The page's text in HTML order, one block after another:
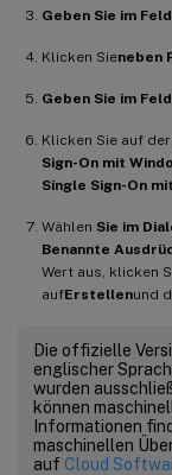
Geben Sie im
Klicken Sieneben
Geben Sie im
Klicken Sie auf
Sign-On mit
Single Sign-On
Wählen Sie im
Benannte
Wert aus, klicken
aufErstellenund
Die offizielle
englischer
wurden
können
Informationen
maschinellen
auf Cloud